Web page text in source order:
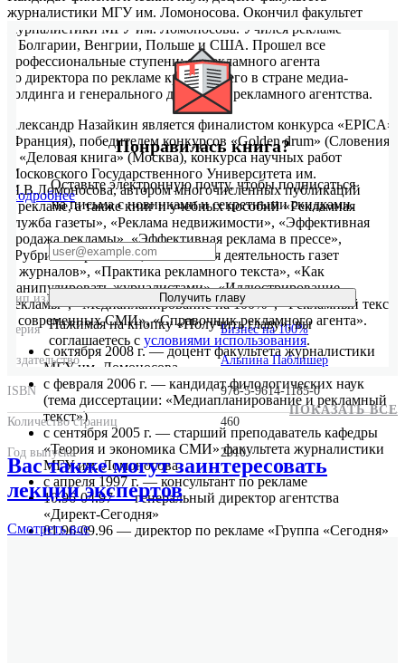
журналистики МГУ им. Ломоносова. Окончил факультет
журналистики МГУ им. Ломоносова. Учился рекламе
в Болгарии, Венгрии, Польше и США. Прошел все
профессиональные ступени: от рекламного агента
до директора по рекламе крупнейшего в стране медиа-
холдинга и генерального директора рекламного агентства.
Александр Назайкин является финалистом конкурса «EPICA»
(Франция), победителем конкурсов «Golden drum» (Словения)
и «Деловая книга» (Москва), конкурса научных работ
Московского Государственного Университета им.
М.В.Ломоносова, автором многочисленных публикаций
о рекламе, а также книг и учебных пособий «Рекламная
служба газеты», «Реклама недвижимости», «Эффективная
продажа рекламы», «Эффективная реклама в прессе»,
«Рубричная реклама», «Рекламная деятельность газет
и журналов», «Практика рекламного текста», «Как
манипулировать журналистами», «Иллюстрирование
рекламы», «Медиапланирование на 100%», «Рекламный текст
в современных СМИ», «Справочник рекламного агента».
с октября 2008 г. — доцент факультета журналистики
МГУ им. Ломоносова
с февраля 2006 г. — кандидат филологических наук
(тема диссертации: «Медиапланирование и рекламный
текст»)
с сентября 2005 г. — старший преподаватель кафедры
«Теория и экономика СМИ» факультета журналистики
МГУ им. Ломоносова
с апреля 1997 г. — консультант по рекламе
10.96-04.97 — генеральный директор агентства
«Директ-Сегодня»
01.96-09.96 — директор по рекламе «Группа «Сегодня»
Подробнее
Тип издания Суперобложка
Серия Бизнес на 100%
Издательство Альпина Паблишер
ISBN 978-5-9614-1185-0
Количество страниц 460
Год выпуска 2010
Понравилась книга?
Оставьте электронную почту, чтобы подписаться
на письма с новинками и секретными скидками.
Получить главу
Нажимая на кнопку «Получить главу», вы
соглашаетесь с условиями использования.
ПОКАЗАТЬ ВСЕ
Вас также могут заинтересовать
лекции экспертов
Смотретьвсе